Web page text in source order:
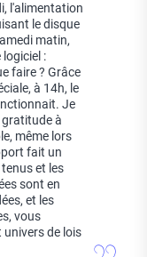
l'alimentation
le disque
matin,
logiciel :
faire ? Grâce
à 14h, le
Je
gratitude à
même lors
fait un
et les
sont en
et les
vous
de lois